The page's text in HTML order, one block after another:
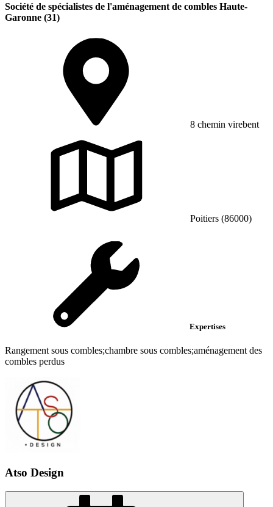
Société de spécialistes de l'aménagement de combles Haute-
Garonne (31)
8 chemin virebent
Poitiers (86000)
Expertises
Rangement sous combles;chambre sous combles;aménagement des
combles perdus
Atso Design